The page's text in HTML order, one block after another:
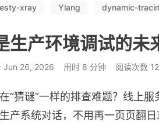
xray Ylang dynamic-
生产环境调试的未
Jun 26, 2026 用时 8 分钟 阅读次数
“猜谜”一样的排查难题？线上
产系统对话，不用再一页页翻